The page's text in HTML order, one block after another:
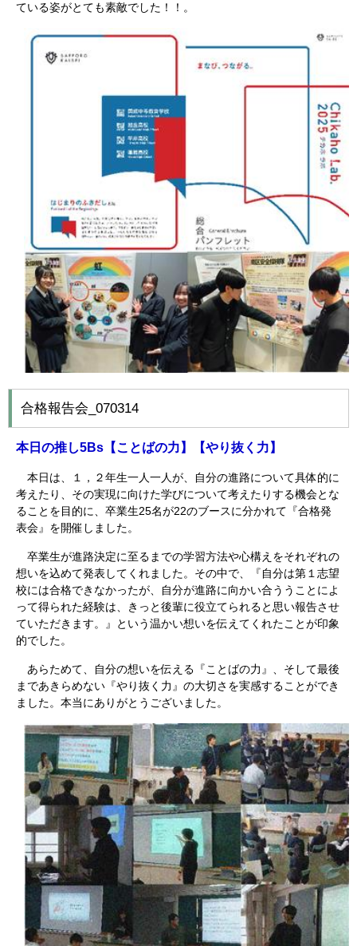
ている姿がとても素敵でした！！。
合格報告会_070314
本日の推し5Bs 【ことばの力】【やり抜く力】
本日は、１，２年生一人一人が、⾃分の進路について具体的に
考えたり、その実現に向けた学びについて考えたりする機会とな
ることを目的に、卒業生25名が22のブースに分かれて『合格発
表会』を開催しました。
卒業生が進路決定に⾄るまでの学習⽅法や⼼構えをそれぞれの
想いを込めて発表してくれました。その中で、『自分は第１志望
校には合格できなかったが、自分が進路に向かい合ううことによ
って得られた経験は、きっと後輩に役立てられると思い報告させ
ていただきます。』という温かい想いを伝えてくれたことが印象
的でした。
あらためて、自分の想いを伝える『ことばの力』、そして最後
まであきらめない『やり抜く力』の大切さを実感することができ
ました。本当にありがとうございました。